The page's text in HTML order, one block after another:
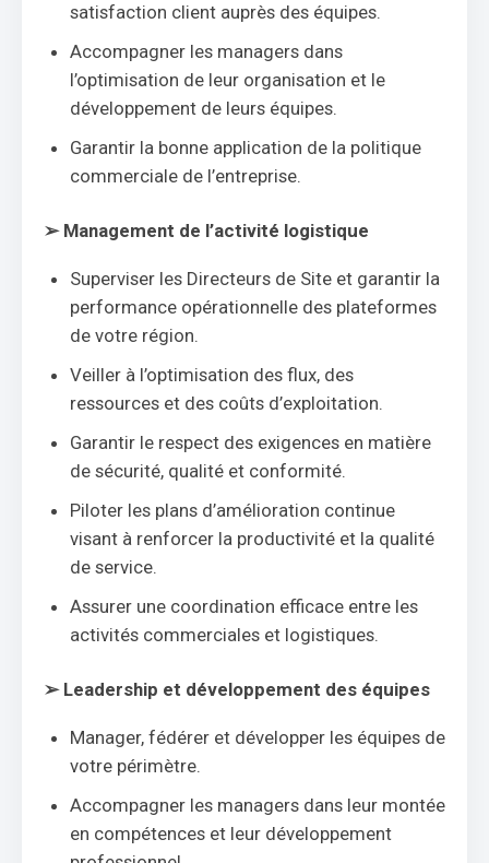
satisfaction client auprès des équipes.
Accompagner les managers dans
l’optimisation de leur organisation et le
développement de leurs équipes.
Garantir la bonne application de la politique
commerciale de l’entreprise.
➢Management de l’activité logistique
Superviser les Directeurs de Site et garantir la
performance opérationnelle des plateformes
de votre région.
Veiller à l’optimisation des flux, des
ressources et des coûts d’exploitation.
Garantir le respect des exigences en matière
de sécurité, qualité et conformité.
Piloter les plans d’amélioration continue
visant à renforcer la productivité et la qualité
de service.
Assurer une coordination efficace entre les
activités commerciales et logistiques.
➢Leadership et développement des équipes
Manager, fédérer et développer les équipes de
votre périmètre.
Accompagner les managers dans leur montée
en compétences et leur développement